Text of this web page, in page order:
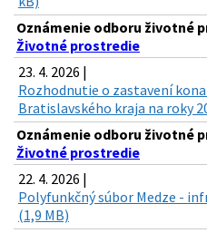
Oznámenie odboru životné
Životné prostredie
23. 4. 2026 |
Rozhodnutie o zastavení
Bratislavského kraja na roky
Oznámenie odboru životné
Životné prostredie
22. 4. 2026 |
Polyfunkčný súbor Medze -
(1,9 MB)